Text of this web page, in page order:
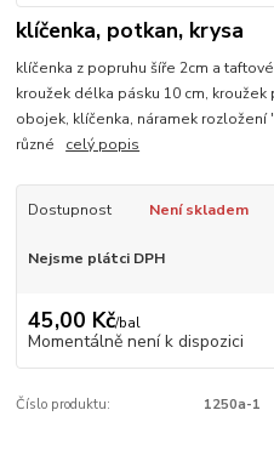
klíčenka, potkan, krysa
klíčenka z popruhu šíře 2cm a
kroužek délka pásku 10 cm,
obojek, klíčenka, náramek rozložení
různé celý popis
Dostupnost Není skladem
Nejsme plátci DPH
45,00 Kč/bal
Momentálně není k dispozici
Číslo produktu: 1250a-1